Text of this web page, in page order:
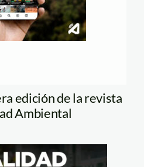
edición de la revista
Ambiental